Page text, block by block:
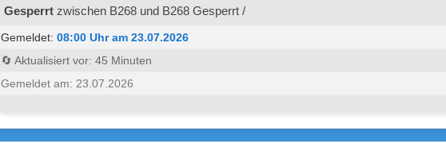
Gesperrt zwischen B268 und B268 Gesperrt /
Gemeldet: 08:00 Uhr am 23.07.2026
🔄 Aktualisiert vor: 45 Minuten
Gemeldet am: 23.07.2026